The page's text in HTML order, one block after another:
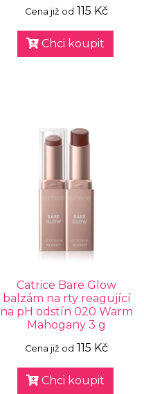
Cena již od 115 Kč
Chci koupit
Catrice Bare Glow
balzám na rty reagující
na pH odstín 020 Warm
Mahogany 3 g
Cena již od 115 Kč
Chci koupit